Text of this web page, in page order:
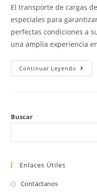
la
entrada:
El transporte de cargas
especiales para
perfectas condiciones a
una amplia experiencia
Continuar Leyendo
Para
En
En
Buscar
Enlaces Útiles
Contáctanos